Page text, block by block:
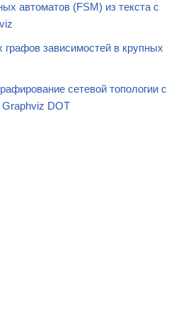
автоматов (FSM) из текста с
зависимостей в крупных
сетевой топологии с
Graphviz DOT